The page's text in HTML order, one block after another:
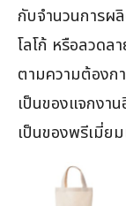
กับจำนวนการผ
โลโก้ หรือลวดล
ตามความต้องก
เป็นของแจกงา
เป็นของพรีเมี่ย